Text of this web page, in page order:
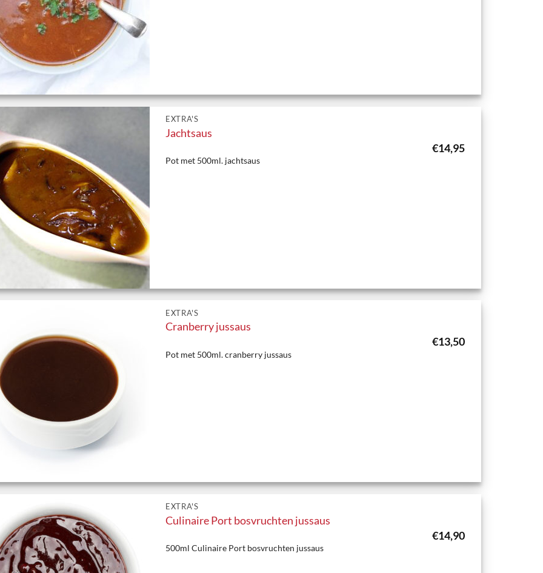
EXTRA'S
Jachtsaus
€14,95
Pot met 500ml. jachtsaus
EXTRA'S
Cranberry jussaus
€13,50
Pot met 500ml. cranberry jussaus
EXTRA'S
Culinaire Port bosvruchten jussaus
€14,90
500ml Culinaire Port bosvruchten jussaus